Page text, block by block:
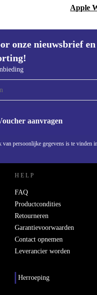
Apple
onze nieuwsbrief en
aanvragen
persoonlijke gegevens is te vinden
en
Informatie
NEW.
HELP
FAQ
Productcondities
Retourneren
Garantievoorwaarden
Contact opnemen
Leverancier worden
Herroeping